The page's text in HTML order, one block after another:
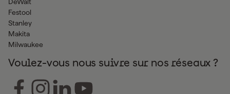
Festool
Stanley
Makita
Milwaukee
Voulez-vous nous suivre sur nos réseaux ?